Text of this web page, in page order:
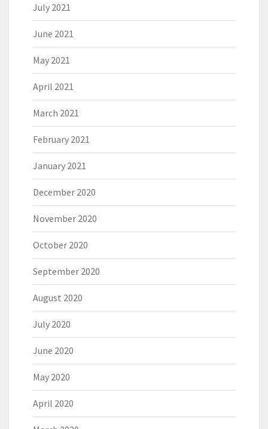
July 2021
June 2021
May 2021
April 2021
March 2021
February 2021
January 2021
December 2020
November 2020
October 2020
September 2020
August 2020
July 2020
June 2020
May 2020
April 2020